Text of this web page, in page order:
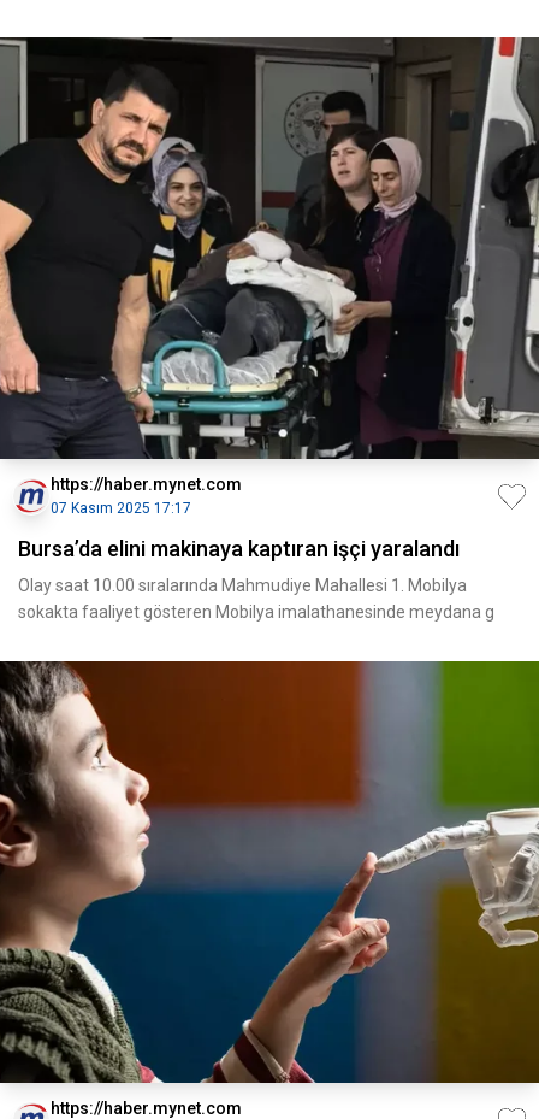
https://haber.mynet.com
07 Kasım 2025 17:17
Bursa’da elini makinaya kaptıran işçi yaralandı
Olay saat 10.00 sıralarında Mahmudiye Mahallesi 1. Mobilya
sokakta faaliyet gösteren Mobilya imalathanesinde meydana g
https://haber.mynet.com